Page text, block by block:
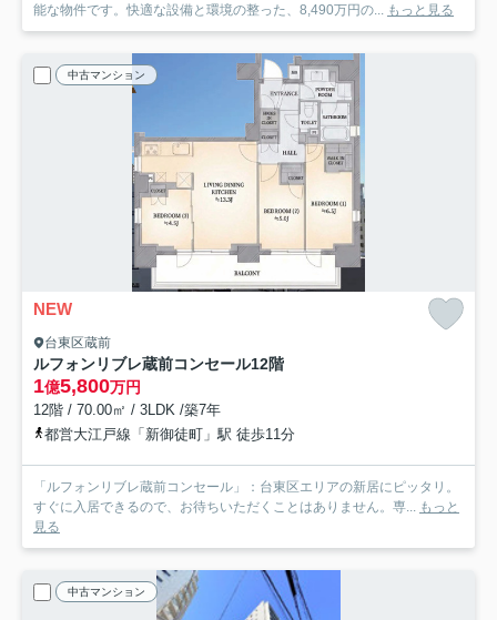
能な物件です。快適な設備と環境の整った、8,490万円の... もっと見る
中古マンション
NEW
台東区蔵前
ルフォンリブレ蔵前コンセール12階
1億5,800万円
12階 / 70.00㎡ / 3LDK /築7年
都営大江戸線「新御徒町」駅 徒歩11分
「ルフォンリブレ蔵前コンセール」：台東区エリアの新居にピッタリ。
すぐに入居できるので、お待ちいただくことはありません。専... もっと
見る
中古マンション